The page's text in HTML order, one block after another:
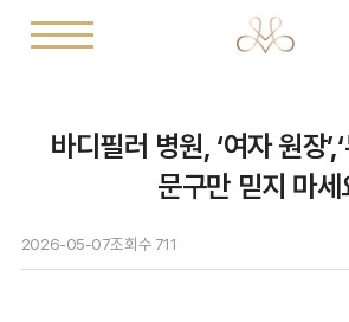
바디필러 병원, ‘여자 원장
문구만 믿지 마세
2026-05-07조회수 711